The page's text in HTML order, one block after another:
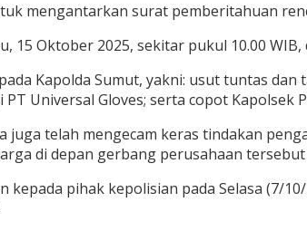
mengantarkan surat pemberitahuan
15 Oktober 2025, sekitar pukul 10.00
Kapolda Sumut, yakni: usut tuntas
Universal Gloves; serta copot
telah mengecam keras tindakan
di depan gerbang perusahaan tersebut
pihak kepolisian pada Selasa (7/